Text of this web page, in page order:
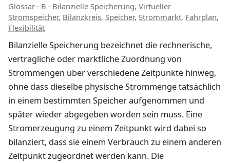
Glossar · B · Bilanzielle Speicherung, Virtueller
Stromspeicher, Bilanzkreis, Speicher, Strommarkt, Fahrplan,
Flexibilität
Bilanzielle Speicherung bezeichnet die rechnerische,
vertragliche oder marktliche Zuordnung von
Strommengen über verschiedene Zeitpunkte hinweg,
ohne dass dieselbe physische Strommenge tatsächlich
in einem bestimmten Speicher aufgenommen und
später wieder abgegeben worden sein muss. Eine
Stromerzeugung zu einem Zeitpunkt wird dabei so
bilanziert, dass sie einem Verbrauch zu einem anderen
Zeitpunkt zugeordnet werden kann. Die